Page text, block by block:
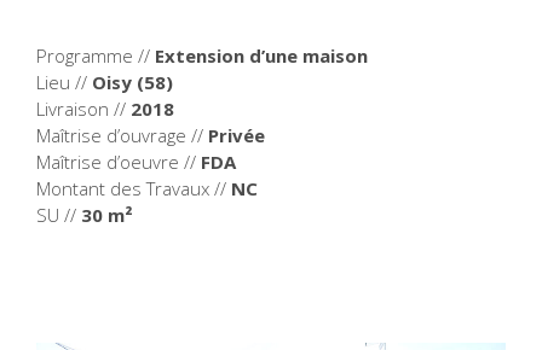
Programme // Extension d’une maison
Lieu // Oisy (58)
Livraison // 2018
Maîtrise d’ouvrage // Privée
Maîtrise d’oeuvre // FDA
Montant des Travaux // NC
SU // 30 m²